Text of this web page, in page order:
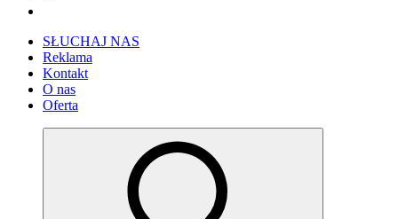
SŁUCHAJ NAS
Reklama
Kontakt
O nas
Oferta